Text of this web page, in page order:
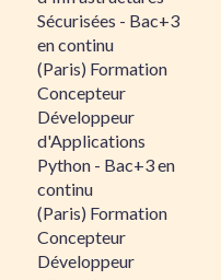
Sécurisées - Bac+3
en continu
(Paris) Formation
Concepteur
Développeur
d'Applications
Python - Bac+3 en
continu
(Paris) Formation
Concepteur
Développeur